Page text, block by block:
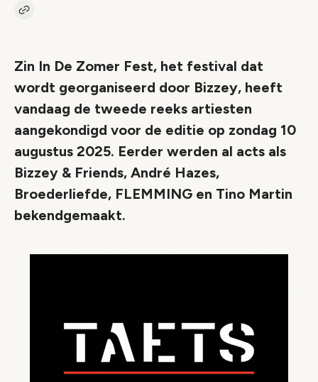
Kopieer link naar artikel
Zin In De Zomer Fest, het festival dat
wordt georganiseerd door Bizzey, heeft
vandaag de tweede reeks artiesten
aangekondigd voor de editie op zondag 10
augustus 2025. Eerder werden al acts als
Bizzey & Friends, André Hazes,
Broederliefde, FLEMMING en Tino Martin
bekendgemaakt.